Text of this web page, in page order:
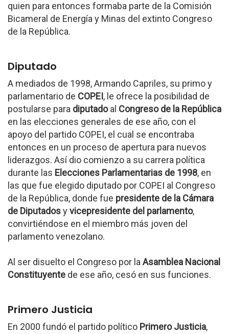
quien para entonces formaba parte de la Comisión
Bicameral de Energía y Minas del extinto Congreso
de la República.
Diputado
A mediados de 1998, Armando Capriles, su primo y
parlamentario de COPEI, le ofrece la posibilidad de
postularse para diputadoal Congreso de la República
en las elecciones generales de ese año, con el
apoyo del partido COPEI, el cual se encontraba
entonces en un proceso de apertura para nuevos
liderazgos. Así dio comienzo a su carrera política
durante las Elecciones Parlamentarias de 1998, en
las que fue elegido diputado por COPEI al Congreso
de la República, donde fue presidente de la Cámara
de Diputadosyvicepresidente del parlamento,
convirtiéndose en el miembro más joven del
parlamento venezolano.
Al ser disuelto el Congreso por la Asamblea Nacional
Constituyente de ese año, cesó en sus funciones.
Primero Justicia
En 2000 fundó el partido político Primero Justicia,